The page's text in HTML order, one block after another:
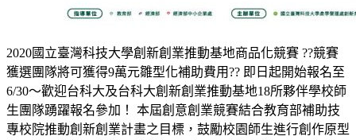
2020國立臺灣科技大學創新創業推動基地商品化競賽 ??競賽
獲選團隊將可獲得9萬元雛型化補助費用?? 即日起開始報名至
6/30～歡迎台科大及台科大創新創業推動基地18所夥伴學校師
生團隊踴躍報名參加！ 本屆創意創業競賽結合教育部補助技
專校院推動創新創業計畫之目標，鼓勵校園師生進行創作原型